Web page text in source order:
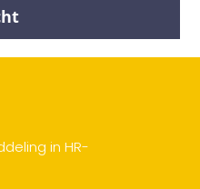
in HR-